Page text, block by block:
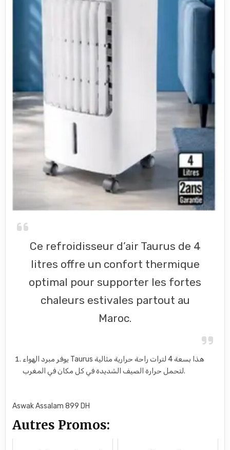
Ce refroidisseur d’air Taurus de 4
litres offre un confort thermique
optimal pour supporter les fortes
chaleurs estivales partout au
Maroc.
يوفر مبرد الهواء Taurus هذا بسعة 4 لترات راحة حرارية مثالية
لتحمل حرارة الصيف الشديدة في كل مكان في المغرب.
Aswak Assalam 899 DH
Autres Promos: